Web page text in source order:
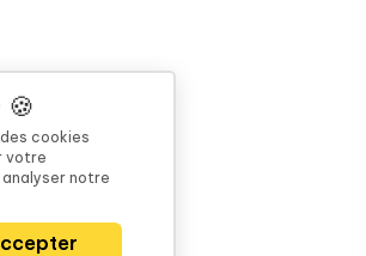
cookies
votre
notre